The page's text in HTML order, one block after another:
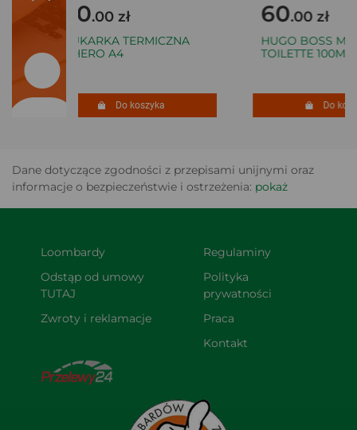
160.00 zł
DRUKARKA TERMICZNA
FICHERO A4
Do koszyka
60.00 zł
HUGO BOSS
TOILETTE 100ML
Do
Dane dotyczące zgodności z przepisami unijnymi oraz
informacje o bezpieczeństwie i ostrzeżenia: pokaż
Loombardy
Odstąp od umowy
TUTAJ
Zwroty i reklamacje
Regulaminy
Polityka
prywatności
Praca
Kontakt